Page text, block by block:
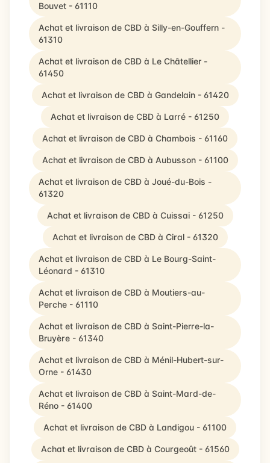
Bouvet - 61110
Achat et livraison de CBD à Silly-en-Gouffern -
61310
Achat et livraison de CBD à Le Châtellier -
61450
Achat et livraison de CBD à Gandelain - 61420
Achat et livraison de CBD à Larré - 61250
Achat et livraison de CBD à Chambois - 61160
Achat et livraison de CBD à Aubusson - 61100
Achat et livraison de CBD à Joué-du-Bois -
61320
Achat et livraison de CBD à Cuissai - 61250
Achat et livraison de CBD à Ciral - 61320
Achat et livraison de CBD à Le Bourg-Saint-
Léonard - 61310
Achat et livraison de CBD à Moutiers-au-
Perche - 61110
Achat et livraison de CBD à Saint-Pierre-la-
Bruyère - 61340
Achat et livraison de CBD à Ménil-Hubert-sur-
Orne - 61430
Achat et livraison de CBD à Saint-Mard-de-
Réno - 61400
Achat et livraison de CBD à Landigou - 61100
Achat et livraison de CBD à Courgeoût - 61560